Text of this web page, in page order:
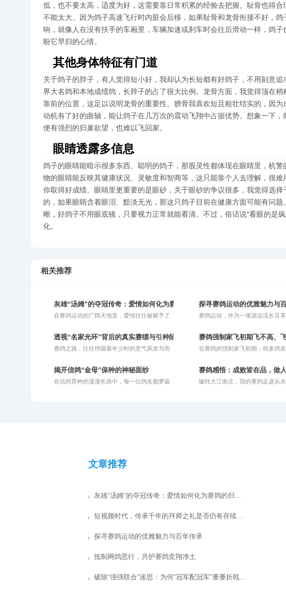
低，也不要太高，适度为好，这需要靠日常积累的经验去把握。耻骨也得
不能太大。因为鸽子高速飞行时内脏会后移，如果耻骨和龙骨衔接不好，
响，就像人在没有扶手的车厢里，车辆加速或刹车时会往后滑动一样，鸽
盼它早归的心情。
其他身体特征有门道
关于鸽子的脖子，有人觉得短小好，我却认为长短都有好鸽子，不用刻意
界大名鸽和本地成绩鸽，长脖子的占了很大比例。龙骨方面，我觉得顶在
靠前的位置，这足以说明龙骨的重要性。膀骨我喜欢短且粗壮结实的，因
动机有了好的曲轴，能让鸽子在几万次的震动飞翔中占据优势。想象一下
便有强烈的归巢欲望，也难以飞回家。
眼睛透露多信息
鸽子的眼睛能暗示很多东西。聪明的鸽子，那股灵性都体现在眼睛里，机
物的眼睛能反映其健康状况、灵敏度和智商等，这只能靠个人去理解，很
你取得好成绩。眼睛里更重要的是眼砂，关于眼砂的争议很多，我觉得选
的，如果眼睛含着眼泪、黯淡无光，那这只鸽子目前在健康方面可能有问
晰，好鸽子不用眼底镜，只要视力正常就能看清。不过，俗话说“看眼的是
化。
相关推荐
灰雄“汤姆”的夺冠传奇：爱情如何化为赛鸽的归巢引擎？
在赛鸽运动的广阔天地里，爱情往往被赋予了
许能成为奋进的动力，也或许让人迷失方向；
而对于赛鸽来说，爱情恰恰是它们冲破云霄、
拼命飞回巢穴的最强引擎。在比利时鸽界备受
深深的眷恋，被巧妙地转化为了赛场上锐不可
探寻赛鸽运动的优雅魅力与
赛鸽运动，作为一项源远流长且
力融为一体。这项运动并非单纯依
发力定胜负，而是对鸽子与生俱
能、持久耐力以及精准方向感的
的综合较量，完美诠释了人与自然
将生物学原理与体育实践深度结合
透视“名家光环”背后的真实赛绩与引种陷阱
赛鸽之路，往往伴随着年少时的意气风发与而
旅程中，有人凭借坚韧与运气实现了命运的逆
袭，甚至从月薪五千的普通人摇身一变成为身
价百万的养殖基地老板。这些真实的成功案
赛鸽强制家飞初期飞不高、
在赛鸽的强制家飞初期，很多鸽
高。其实，这种现象通常由几个关
而成：一是夏季高温炎热；二是赛
能尚未完全打开；三是鸽子之前
揭开信鸽“金母”保种的神秘面纱
在信鸽育种的漫漫长路中，每一位鸽友都梦寐
赛鸽感悟：成败皆在品，做
辗转大江南北，我的赛鸽足迹从
文章推荐
短视频时代，传承千年的拜师之礼是否仍有存续的意义？
探寻赛鸽运动的优雅魅力与百年传承
抵制网鸽恶行，共护赛鸽竞翔净土
破除“强强联合”迷思：为何“冠军配冠军”屡屡折戟长程赛？